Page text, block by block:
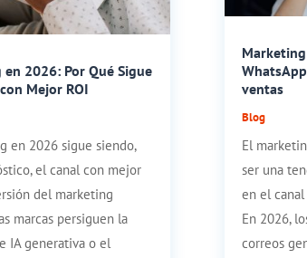
2026: Por Qué Sigue
Mejor ROI
en 2026 sigue siendo,
el canal con mejor
del marketing
marcas persiguen la
IA generativa o el
ventas
Blog
El
ser una
en el
En 2026,
correos